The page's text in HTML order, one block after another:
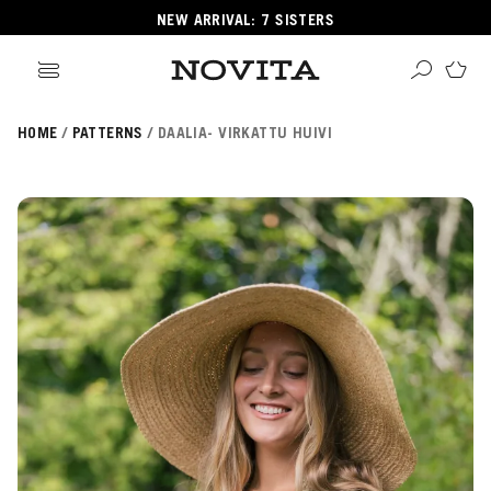
NEW ARRIVAL: 7 SISTERS
POPULAR YARNS
KNITTING SCHOOL
HOME PATTERNS DAALIA- VIRKATTU HUIVI